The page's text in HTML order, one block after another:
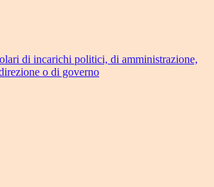
di incarichi politici, di amministrazione,
o di governo